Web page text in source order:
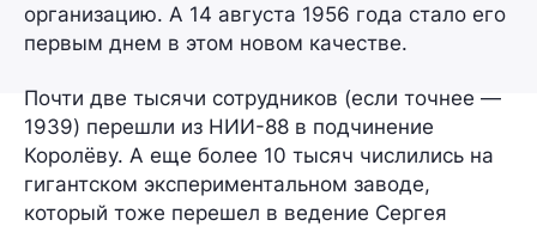
организацию. А 14 августа 1956 года стало его
первым днем в этом новом качестве.
Почти две тысячи сотрудников (если точнее —
1939) перешли из НИИ-88 в подчинение
Королёву. А еще более 10 тысяч числились на
гигантском экспериментальном заводе,
который тоже перешел в ведение Сергея